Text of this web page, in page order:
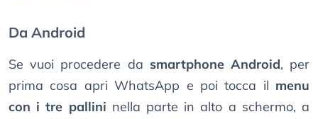
Da Android
Se vuoi procedere da smartphone Android, per
prima cosa apri WhatsApp e poi tocca il menu
con i tre pallini nella parte in alto a schermo, a